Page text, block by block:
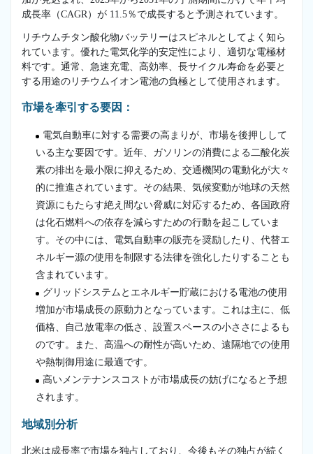
成長率（CAGR）が 11.5％で成長すると予測されています。
リチウムチタン酸化物バッテリーはスピネルとしてよく知ら
れています。優れた電気化学的安定性により、適切な電極材
料です。通常、急速充電、高効率、長サイクル寿命を必要と
する用途のリチウムイオン電池の負極として使用されます。
市場を牽引する要因：
電気自動車に対する需要の高まりが、市場を後押しして
いる主な要因です。近年、ガソリンの消費による二酸化炭
素の排出を最小限に抑えるため、交通機関の電動化が大々
的に推進されています。その結果、気候変動が地球の天然
資源にもたらす絶え間ない脅威に対応するため、各国政府
は化石燃料への依存を減らすための行動を起こしていま
す。その中には、電気自動車の販売を奨励したり、代替エ
ネルギー源の使用を制限する法律を強化したりすることも
含まれています。
グリッドシステムとエネルギー貯蔵における電池の使用
増加が市場成長の原動力となっています。これは主に、低
価格、自己放電率の低さ、設置スペースの小ささによるも
のです。また、高温への耐性が高いため、遠隔地での使用
や熱制御用途に最適です。
高いメンテナンスコストが市場成長の妨げになると予想
されます。
地域別分析
北米は成長率で市場を独占しており、今後もその独占が続く